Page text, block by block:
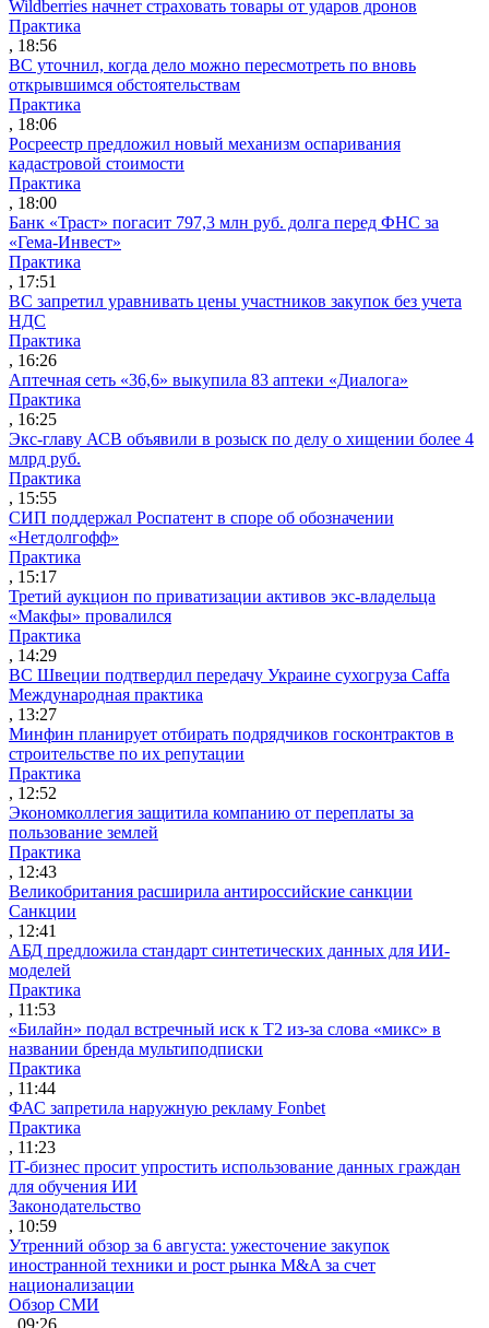
Wildberries начнет страховать товары от ударов дронов
Практика
, 18:56
ВС уточнил, когда дело можно пересмотреть по вновь
открывшимся обстоятельствам
Практика
, 18:06
Росреестр предложил новый механизм оспаривания
кадастровой стоимости
Практика
, 18:00
Банк «Траст» погасит 797,3 млн руб. долга перед ФНС за
«Гема-Инвест»
Практика
, 17:51
ВС запретил уравнивать цены участников закупок без учета
НДС
Практика
, 16:26
Аптечная сеть «36,6» выкупила 83 аптеки «Диалога»
Практика
, 16:25
Экс-главу АСВ объявили в розыск по делу о хищении более 4
млрд руб.
Практика
, 15:55
СИП поддержал Роспатент в споре об обозначении
«Нетдолгофф»
Практика
, 15:17
Третий аукцион по приватизации активов экс-владельца
«Макфы» провалился
Практика
, 14:29
ВС Швеции подтвердил передачу Украине сухогруза Caffa
Международная практика
, 13:27
Минфин планирует отбирать подрядчиков госконтрактов в
строительстве по их репутации
Практика
, 12:52
Экономколлегия защитила компанию от переплаты за
пользование землей
Практика
, 12:43
Великобритания расширила антироссийские санкции
Санкции
, 12:41
АБД предложила стандарт синтетических данных для ИИ-
моделей
Практика
, 11:53
«Билайн» подал встречный иск к Т2 из-за слова «микс» в
названии бренда мультиподписки
Практика
, 11:44
ФАС запретила наружную рекламу Fonbet
Практика
, 11:23
IT-бизнес просит упростить использование данных граждан
для обучения ИИ
Законодательство
, 10:59
Утренний обзор за 6 августа: ужесточение закупок
иностранной техники и рост рынка M&A за счет
национализации
Обзор СМИ
, 09:26